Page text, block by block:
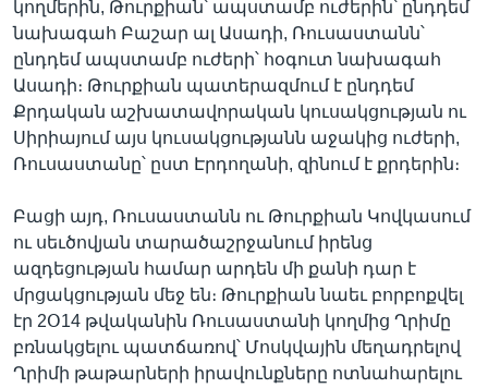
կողմերին, Թուրքիան՝ ապստամբ ուժերին՝ ընդդեմ
նախագահ Բաշար ալ Ասադի, Ռուսաստանն՝
ընդդեմ ապստամբ ուժերի՝ հօգուտ նախագահ
Ասադի։ Թուրքիան պատերազմում է ընդդեմ
Քրդական աշխատավորական կուսակցության ու
Սիրիայում այս կուսակցությանն աջակից ուժերի,
Ռուսաստանը՝ ըստ Էրդողանի, զինում է քրդերին։
Բացի այդ, Ռուսաստանն ու Թուրքիան Կովկասում
ու սեւծովյան տարածաշրջանում իրենց
ազդեցության համար արդեն մի քանի դար է
մրցակցության մեջ են։ Թուրքիան նաեւ բորբոքվել
էր 2Օ14 թվականին Ռուսաստանի կողմից Ղրիմը
բռնակցելու պատճառով՝ Մոսկվային մեղադրելով
Ղրիմի թաթարների իրավունքները ոտնահարելու